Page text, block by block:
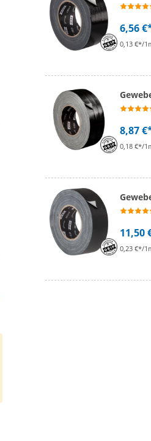
6,56
0,13 €*/
8,87
0,18 €*/
11,50
0,23 €*/